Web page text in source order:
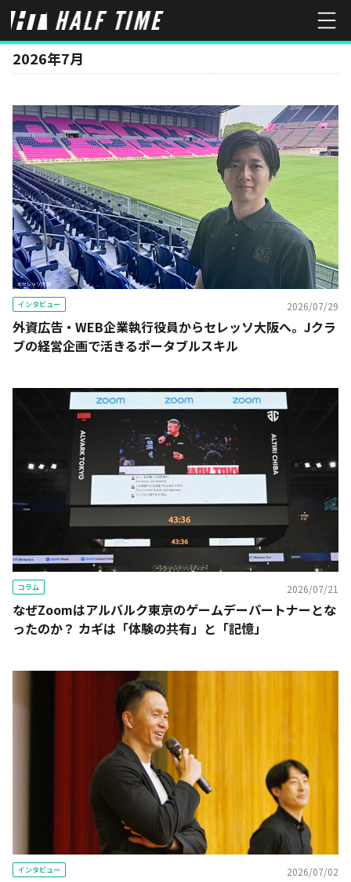
2026年7月
インタビュー 2026/07/29
外資広告・WEB企業執行役員からセレッソ大阪へ。Jクラ
ブの経営企画で活きるポータブルスキル
コラム 2026/07/21
なぜZoomはアルバルク東京のゲームデーパートナーとな
ったのか？ カギは「体験の共有」と「記憶」
インタビュー 2026/07/02